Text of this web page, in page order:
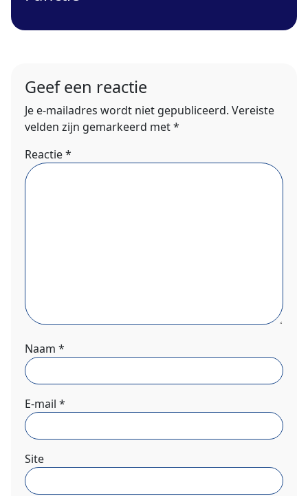
Geef een reactie
Je e-mailadres wordt niet gepubliceerd. Vereiste
velden zijn gemarkeerd met*
Reactie*
Naam *
E-mail *
Site